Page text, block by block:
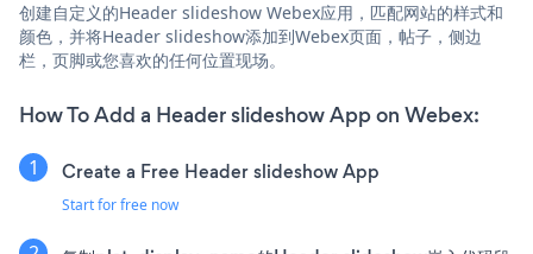
创建自定义的Header slideshow Webex应用，匹配网站的样式和
颜色，并将Header slideshow添加到Webex页面，帖子，侧边
栏，页脚或您喜欢的任何位置现场。
How To Add a Header slideshow App on Webex:
Create a Free Header slideshow App
Start for free now